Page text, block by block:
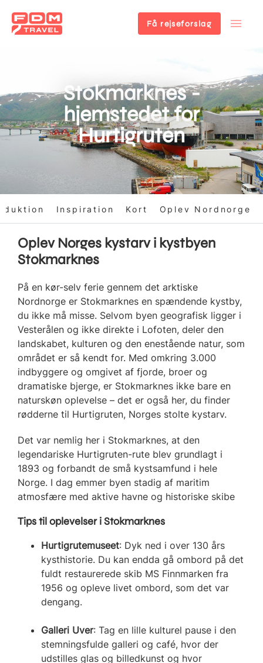
Få rejseforslag
Stokmarknes -
hjemstedet for
Hurtigruten
Inspiration Kort Oplev Nordnorge
Oplev Norges kystarv i kystbyen
Stokmarknes
På en kør-selv ferie gennem det arktiske
Nordnorge er Stokmarknes en spændende kystby,
du ikke må misse. Selvom byen geografisk ligger i
Vesterålen og ikke direkte i Lofoten, deler den
landskabet, kulturen og den enestående natur, som
området er så kendt for. Med omkring 3.000
indbyggere og omgivet af fjorde, broer og
dramatiske bjerge, er Stokmarknes ikke bare en
naturskøn oplevelse – det er også her, du finder
rødderne til Hurtigruten, Norges stolte kystarv.
Det var nemlig her i Stokmarknes, at den
legendariske Hurtigruten-rute blev grundlagt i
1893 og forbandt de små kystsamfund i hele
Norge. I dag emmer byen stadig af maritim
atmosfære med aktive havne og historiske skibe
Tips til oplevelser i Stokmarknes
Hurtigrutemuseet: Dyk ned i over 130 års
kysthistorie. Du kan endda gå ombord på det
fuldt restaurerede skib MS Finnmarken fra
1956 og opleve livet ombord, som det var
dengang.
Galleri Uver: Tag en lille kulturel pause i den
stemningsfulde galleri og café, hvor der
udstilles glas og billedkunst og hvor